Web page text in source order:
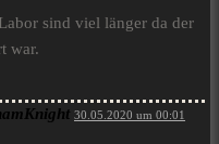
sind viel länger da der
war.
30.05.2020 um 00:01